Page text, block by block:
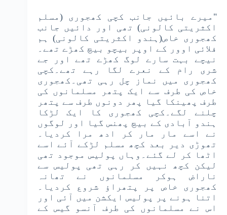
"میرے بائیں جانب کچی کھجوری (مسلم
اکثریتی کالونی) تھی اور دائیں جانب
کھجوری خاص(ہندو اکثریتی کالونی) ہم
فلائی اوور کے اوپر بیچو بیچ کھڑے تھے۔
نیچے بہت سارے لوگ کھڑے تھے اور جے
شری رام کے نعرے لگا رہے تھے۔کچی
کھجوری میں نماز چل رہی تھی۔کھجوری
خاص کی طرف سے ایک پتھر مسلمانوں کی
طرف پھینکا گیا پھر دونوں طرف سے پتھر
چلنے لگے۔کچی کھجوری کا ایک لڑکا
ہندو آبادی کے بیچ پھنس گیا اور لوگوں
نے اسے مار مار کر ادھ مرا کردیا۔
تھوڑی دیر بعد کچھ مسلم لڑکے آئے اسے
اٹھا کر لے گئے۔وہاں پولیس موجود تھی
لیکن کچھ نہیں کر رہی تھی پولیس سے
ناراض ہوکر مسلمانوں نے تھانہ
کھجوری خاص پر پتھراؤ شروع کردیا۔
اتنا ہونے پر پولیس ایکشن میں آئی اور
اس نے مسلمانوں کی طرف آنسو گیس کے